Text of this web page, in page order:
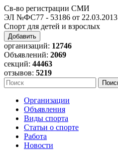
Св-во регистрации СМИ
ЭЛ №ФС77 - 53186 от 22.03.2013
Спорт для детей и взрослых
Добавить
организаций: 12746
Объявлений: 2069
секций: 44463
отзывов: 5219
Организации
Объявления
Виды спорта
Статьи о спорте
Работа
Новости